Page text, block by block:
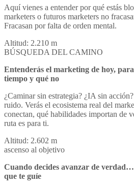
Aquí vienes a entender por qué estás
marketers o futuros marketers no
Fracasan por falta de orden mental.
Altitud: 2.210 m
BÚSQUEDA DEL CAMINO
Entenderás el marketing de hoy,
tiempo y qué no
¿Caminar sin estrategia? ¿IA sin
ruido. Verás el ecosistema real del
conectan, qué habilidades importan de
ruta es para ti.
Altitud: 2.602 m
ascenso al objetivo
Cuando decides avanzar de
que te guíe